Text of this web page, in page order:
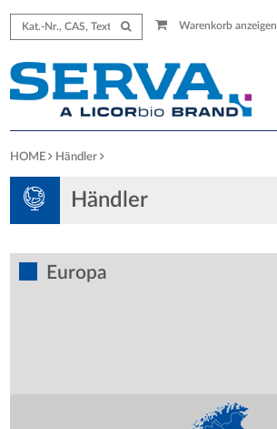
Warenkorb anzeigen
HOME Händler
Händler
Europa